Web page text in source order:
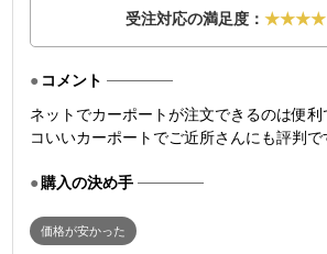
受注対応の満足度： ★★★★
コメント
ネットでカーポートが注文できるのは便
コいいカーポートでご近所さんにも評判で
購入の決め手
価格が安かった